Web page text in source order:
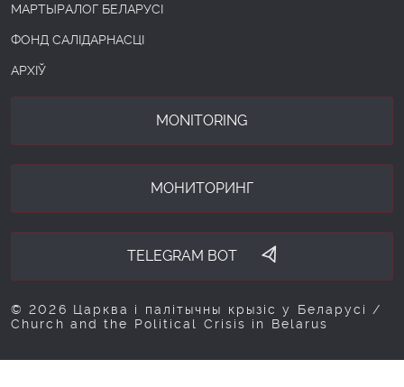
МАРТЫРАЛОГ БЕЛАРУСІ
ФОНД САЛІДАРНАСЦІ
АРХІЎ
MONITORING
МОНИТОРИНГ
TELEGRAM BOT
© 2026 Царква і палітычны крызіс у Беларусі /
Church and the Political Crisis in Belarus